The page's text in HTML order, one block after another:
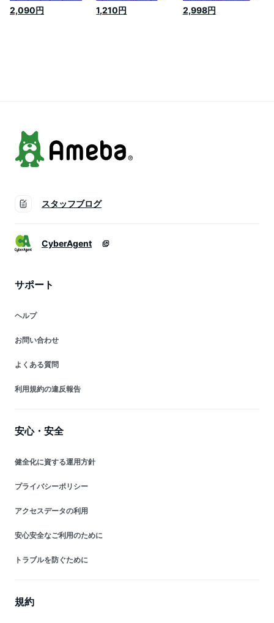
便不可】(長袖カット
ソー レディース Vネ
2,090円
【M】【L】【LL】
【3L】【4L】
1,210円
レコ Vネック クルー
ネック 半袖 ストレ
2,998円
スタッフブログ
CyberAgent
サポート
ヘルプ
お問い合わせ
よくある質問
利用規約の違反報告
安心・安全
健全化に資する運用方針
プライバシーポリシー
アクセスデータの利用
安心安全なご利用のために
トラブルを防ぐために
規約